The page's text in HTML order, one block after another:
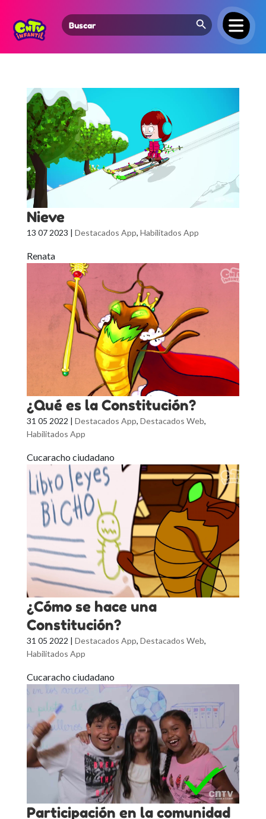
Search
for:
Search Button
Nieve
13 07 2023 | Destacados App, Habilitados App
Renata
¿Qué es la Constitución?
31 05 2022 | Destacados App, Destacados Web,
Habilitados App
Cucaracho ciudadano
¿Cómo se hace una
Constitución?
31 05 2022 | Destacados App, Destacados Web,
Habilitados App
Cucaracho ciudadano
Participación en la comunidad